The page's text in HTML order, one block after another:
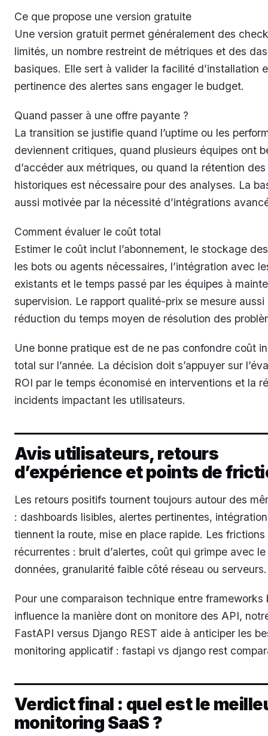
Ce que propose une version gratuite
Une version gratuit permet généralement des
limités, un nombre restreint de métriques et des
basiques. Elle sert à valider la facilité d’installation
pertinence des alertes sans engager le budget.
Quand passer à une offre payante ?
La transition se justifie quand l’uptime ou les
deviennent critiques, quand plusieurs équipes ont
d’accéder aux métriques, ou quand la rétention
historiques est nécessaire pour des analyses. La
aussi motivée par la nécessité d’intégrations
Comment évaluer le coût total
Estimer le coût inclut l’abonnement, le stockage
les bots ou agents nécessaires, l’intégration avec
existants et le temps passé par les équipes à
supervision. Le rapport qualité-prix se mesure aussi
réduction du temps moyen de résolution des
Une bonne pratique est de ne pas confondre coût
total sur l’année. La décision doit s’appuyer sur
ROI par le temps économisé en interventions et la
incidents impactant les utilisateurs.
Avis utilisateurs, retours
d’expérience et points de
Les retours positifs tournent toujours autour des
: dashboards lisibles, alertes pertinentes,
tiennent la route, mise en place rapide. Les frictions
récurrentes : bruit d’alertes, coût qui grimpe avec
données, granularité faible côté réseau ou serveurs.
Pour une comparaison technique entre frameworks
influence la manière dont on monitore des API,
FastAPI versus Django REST aide à anticiper les
monitoring applicatif : fastapi vs django rest
Verdict final : quel est le
monitoring SaaS ?